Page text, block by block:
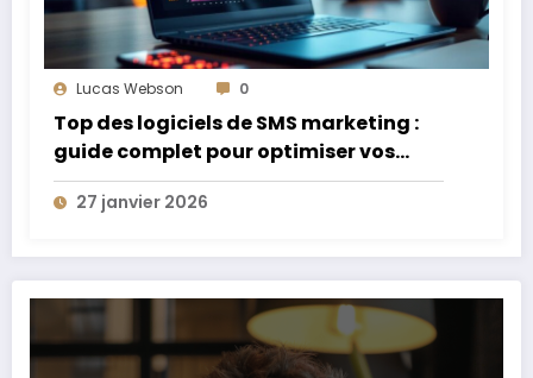
Lucas Webson 0
Top des logiciels de SMS marketing :
guide complet pour optimiser vos
campagnes
27 janvier 2026